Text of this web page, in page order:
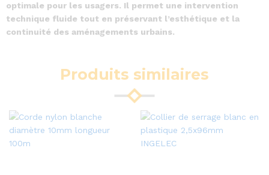
optimale pour les usagers. Il permet une intervention
technique fluide tout en préservant l’esthétique et la
continuité des aménagements urbains.
Produits similaires